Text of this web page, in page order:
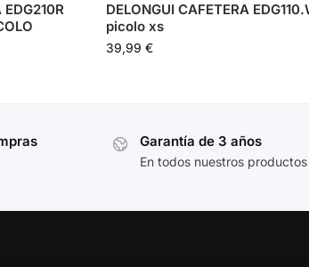
EDG210R
DELONGUI CAFETERA
picolo xs
39,99€
Garantía de 3 años
En todos nuestros productos